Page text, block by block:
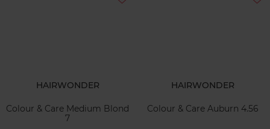
HAIRWONDER
Colour & Care Medium Blond
7
HAIRWONDER
Colour & Care Auburn 4.56